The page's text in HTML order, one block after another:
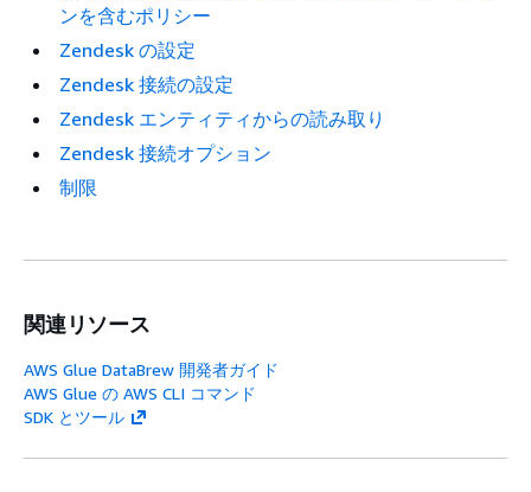
ンを含むポリシー
Zendesk の設定
Zendesk 接続の設定
Zendesk エンティティからの読み取り
Zendesk 接続オプション
制限
関連リソース
AWS Glue DataBrew 開発者ガイド
AWS Glue の AWS CLI コマンド
SDK とツール